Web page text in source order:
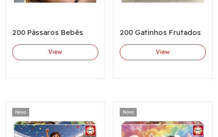
200 Pássaros Bebês
View
200 Gatinhos Frutados
View
Novo Novo